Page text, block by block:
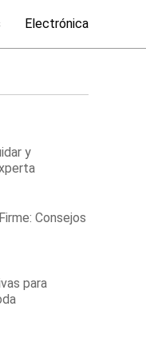
Electrónica
y
Consejos
para